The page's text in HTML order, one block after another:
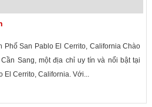
Phố San Pablo El Cerrito, California Chào
Sang, một địa chỉ uy tín và nổi bật tại
El Cerrito, California. Với...